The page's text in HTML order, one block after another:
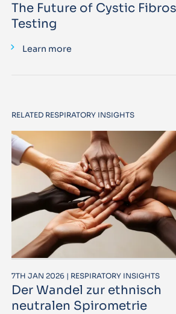
The Future of Cystic
Testing
Learn more
RELATED RESPIRATORY INSIGHTS
7TH JAN 2026 | RESPIRATORY INSIGHTS
Der Wandel zur ethnisch
neutralen Spirometrie